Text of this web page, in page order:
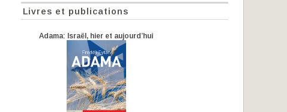
Livres et publications
Adama: Israël, hier et aujourd’hui